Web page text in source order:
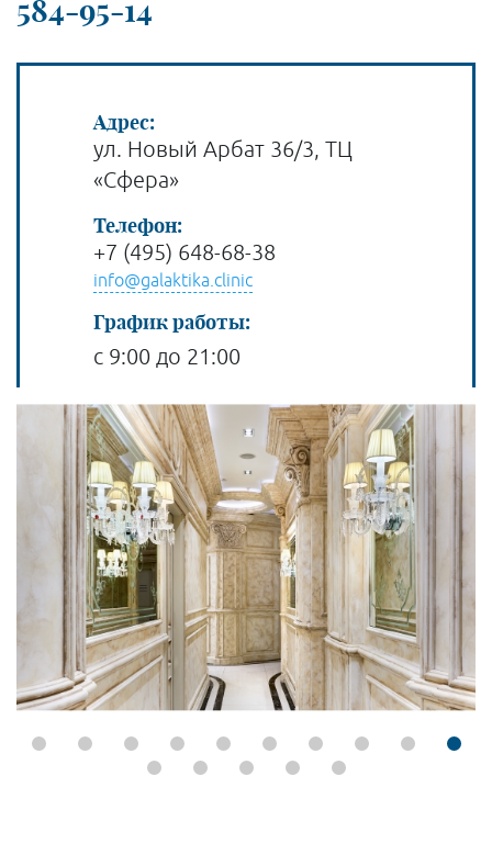
584-95-14
Адрес:
ул. Новый Арбат 36/3, ТЦ
«Сфера»
Телефон:
+7 (495) 648-68-38
info@galaktika.clinic
График работы:
с 9:00 до 21:00